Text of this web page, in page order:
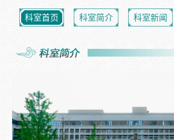
科室首页 科室简介 科室新闻